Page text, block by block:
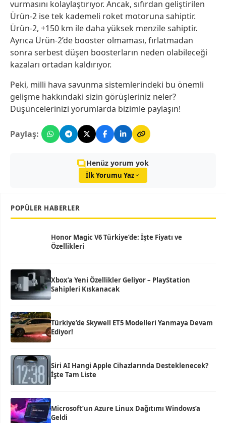
vurmasını kolaylaştırıyor. Ancak, sıfırdan geliştirilen
Ürün-2 ise tek kademeli roket motoruna sahiptir.
Ürün-2, +150 km ile daha yüksek menzile sahiptir.
Ayrıca Ürün-2’de booster olmaması, fırlatmadan
sonra serbest düşen boosterların neden olabileceği
kazaları ortadan kaldırıyor.
Peki, milli hava savunma sistemlerindeki bu önemli
gelişme hakkındaki sizin görüşleriniz neler?
Düşüncelerinizi yorumlarda bizimle paylaşın!
Paylaş:
Henüz yorum yok
İlk Yorumu Yaz
POPÜLER HABERLER
Honor Magic V6 Türkiye’de: İşte Fiyatı ve
Özellikleri
Xbox’a Yeni Özellikler Geliyor – PlayStation
Sahipleri Kıskanacak
Türkiye’de Skywell ET5 Modelleri Yanmaya Devam
Ediyor!
Siri AI Hangi Apple Cihazlarında Desteklenecek?
İşte Tam Liste
Microsoft’un Azure Linux Dağıtımı Windows’a
Geldi